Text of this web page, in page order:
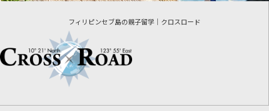
フィリピンセブ島の親子留学｜クロスロード